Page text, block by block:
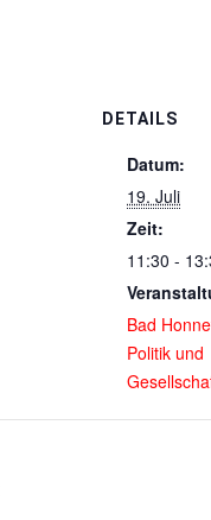
DETAILS
Datum:
19. Juli
Zeit:
11:30 -
Bad
Politik und